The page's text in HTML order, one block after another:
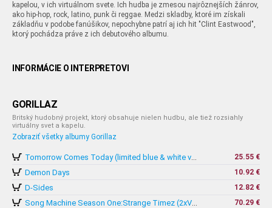
kapelou, v ich virtuálnom svete. Ich hudba je zmesou najrôznejších žánrov,
ako hip-hop, rock, latino, punk či reggae. Medzi skladby, ktoré im získali
základňu v podobe fanúšikov, nepochybne patrí aj ich hit "Clint Eastwood",
ktorý pochádza práve z ich debutového albumu.
INFORMÁCIE O INTERPRETOVI
GORILLAZ
Britský hudobný projekt, ktorý obsahuje nielen hudbu, ale tiež rozsiahly
virtuálny svet a kapelu.
Zobraziť všetky albumy Gorillaz
Tomorrow Comes Today (limited blue & white vinyl) 25.55 €
Demon Days 10.92 €
D-Sides
12.82 €
Song Machine Season One:Strange Timez (2xVinyl+CD)
70.29 €